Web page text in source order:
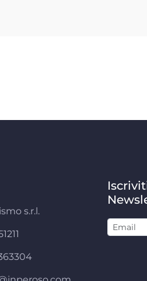
s.r.l.